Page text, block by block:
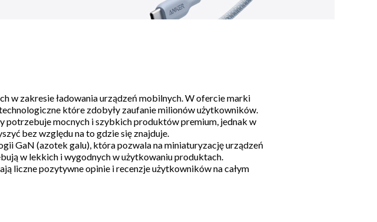
w zakresie ładowania urządzeń mobilnych. W ofercie marki
które zdobyły zaufanie milionów użytkowników.
potrzebuje mocnych i szybkich produktów premium, jednak w
bez względu na to gdzie się znajduje.
GaN (azotek galu), która pozwala na miniaturyzację urządzeń
w lekkich i wygodnych w użytkowaniu produktach.
liczne pozytywne opinie i recenzje użytkowników na całym